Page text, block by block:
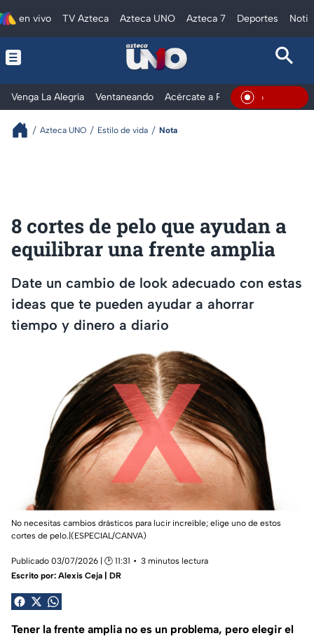
en vivo TV Azteca Azteca UNO Azteca 7 Deportes
Venga La Alegría Ventaneando Acércate a Rocío Al ExtremoEn Vivo
Azteca UNO Estilo de vida Nota
8 cortes de pelo que ayudan a
equilibrar una frente amplia
Date un cambio de look adecuado con estas
ideas que te pueden ayudar a ahorrar
tiempo y dinero a diario
No necesitas cambios drásticos para lucir increíble; elige uno de estos
cortes de pelo.|(ESPECIAL/CANVA)
Publicado 03/07/2026 | 🕑 11:31
3 minutos lectura
Escrito por: Alexis Ceja | DR
Tener la frente amplia no es un problema, pero elegir el